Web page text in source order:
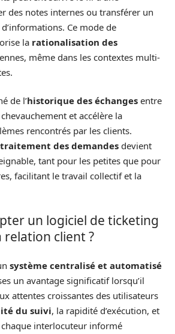
des notes internes ou transférer un
Ce mode de
la rationalisation des
même dans les contextes multi-
de l’historique des échanges entre
et accélère la
rencontrés par les clients.
des demandes devient
tant pour les petites que pour
facilitant le travail collectif et la
un logiciel de ticketing
client ?
système centralisé et automatisé
un avantage significatif lorsqu’il
attentes croissantes des utilisateurs
du suivi, la rapidité d’exécution, et
interlocuteur informé